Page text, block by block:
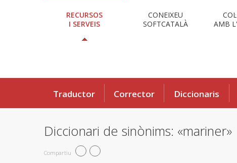
RECURSOS
I SERVEIS
CONEIXEU
SOFTCATALÀ
AMB
Traductor Corrector Diccionaris
Diccionari de sinònims: «mariner»
Compartiu